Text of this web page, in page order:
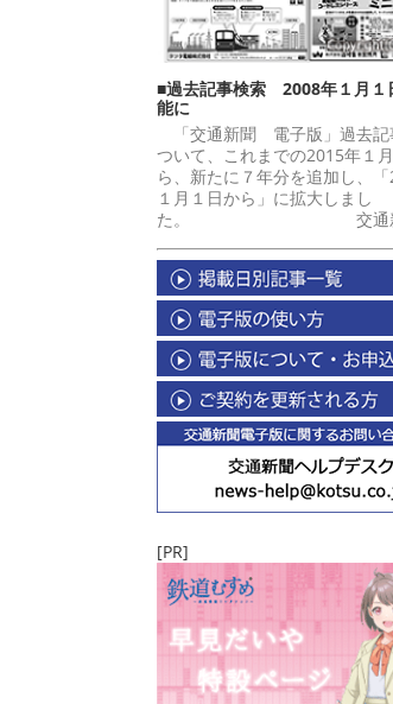
■過去記事検索 2008年１月１
能に
「交通新聞 電子版」過去記
ついて、これまでの2015年１
ら、新たに７年分を追加し、
１月１日から」に拡大しまし
た。 交通新
[PR]